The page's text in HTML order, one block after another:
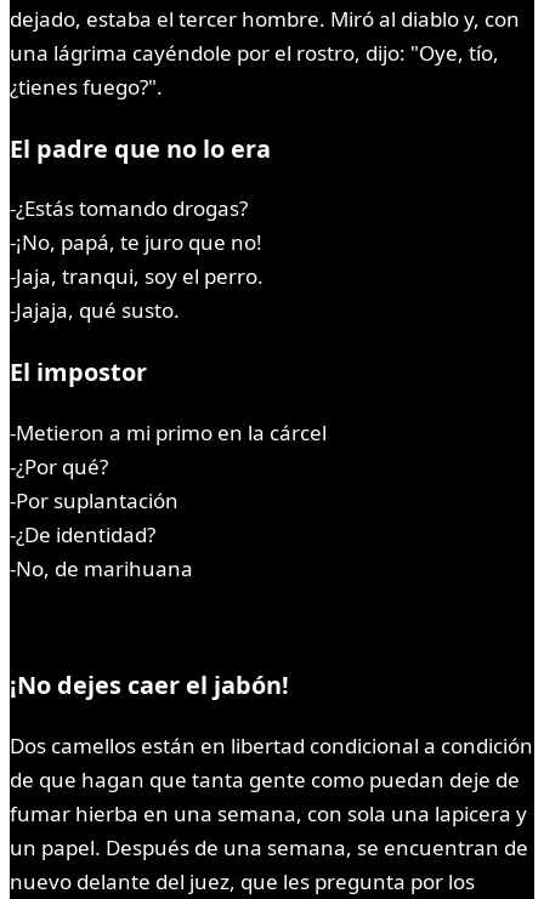
dejado, estaba el tercer hombre. Miró al diablo y, con
una lágrima cayéndole por el rostro, dijo: "Oye, tío,
¿tienes fuego?".
El padre que no lo era
-¿Estás tomando drogas?
-¡No, papá, te juro que no!
-Jaja, tranqui, soy el perro.
-Jajaja, qué susto.
El impostor
-Metieron a mi primo en la cárcel
-¿Por qué?
-Por suplantación
-¿De identidad?
-No, de marihuana
¡No dejes caer el jabón!
Dos camellos están en libertad condicional a condición
de que hagan que tanta gente como puedan deje de
fumar hierba en una semana, con sola una lapicera y
un papel. Después de una semana, se encuentran de
nuevo delante del juez, que les pregunta por los